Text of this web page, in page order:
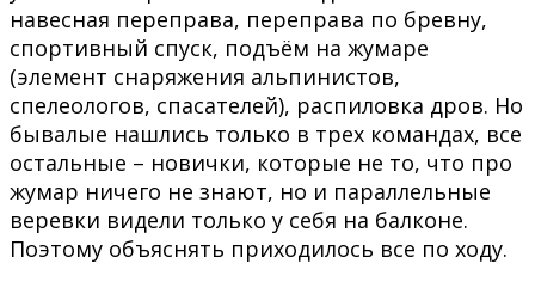
навесная переправа, переправа по бревну,
спортивный спуск, подъём на жумаре
(элемент снаряжения альпинистов,
спелеологов, спасателей), распиловка дров. Но
бывалые нашлись только в трех командах, все
остальные – новички, которые не то, что про
жумар ничего не знают, но и параллельные
веревки видели только у себя на балконе.
Поэтому объяснять приходилось все по ходу.